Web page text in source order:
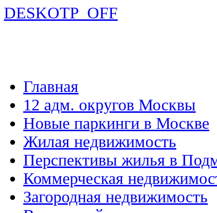
DESKOTP_OFF
Главная
12 адм. округов Москвы
Новые паркинги в Москве
Жилая недвижимость
Перспективы жилья в
Коммерческая
Загородная недвижимость